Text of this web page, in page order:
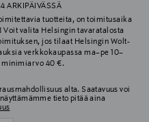
4 ARKIPÄIVÄSSÄ
tuotteita, on toimitusaika
Voit valita Helsingin tavaratalosta
jos tilaat Helsingin Wolt-
verkkokaupassa ma–pe 10–
minimiarvo 40 €.
alta. Saatavuus voi
tieto pitää aina